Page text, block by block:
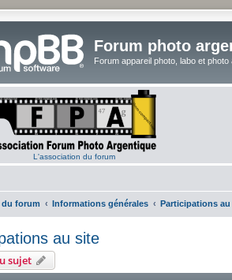
Forum photo
Forum appareil photo, labo et photo
L'association du forum
du forum Informations générales Participations au
au site
sujet